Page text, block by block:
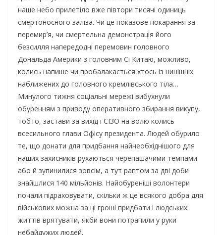
наше небо прилетіло вже півтори тисячі одиниць
смертоносного заліза. Чи це показове покарання за
перемир’я, чи смертельна демонстрація його
безсилля напередодні перемовин головного
Дональда Америки з головним Сі Китаю, можливо,
колись напише чи пробалакається хтось із нинішніх
наближених до головного кремлівського тіла…
Минулого тижня соціальні мережі вибухнули
обуренням з приводу оперативного збирання викупу,
тобто, застави за вихід і СІЗО на волю колись
всесильного глави Офісу президента. Людей обурило
те, що донати для придбання найнеобхіднішого для
наших захисників рухаються черепашачими темпами
або й зупинилися зовсім, а тут раптом за дві доби
знайшлися 140 мільйонів. Найобуреніші волонтери
почали підраховувати, скільки ж це всякого добра для
військових можна за ці гроші придбати і людських
життів врятувати, якби вони потрапили у руки
небайдужих людей.